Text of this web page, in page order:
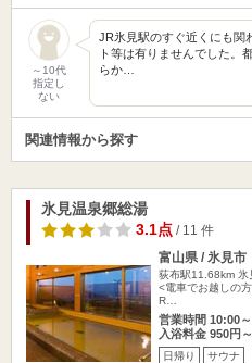
～10代
指定し
ない
JR氷見駅のすぐ近くにも関
ト等は有りませんでした。
らか…
関連情報から探す
氷見温泉郷総湯
3.1点/ 11 件
富山県 / 氷見市
荻布駅11.68km 氷
<電車でお越しの
R…
営業時間 10:00
入浴料金 950円～
日帰り サウナ